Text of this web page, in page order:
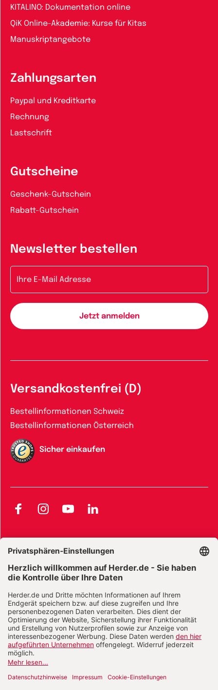
KITALINO: Dokumentation online
QiK Online-Akademie: Kurse für Kitas
Manuskriptangebote
Zahlungsarten
Paypal und Kreditkarte
Rechnung
Lastschrift
Gutscheine
Geschenk-Gutschein
Rabatt-Gutschein
Newsletter bestellen
Versandkostenfrei (D)
Bestellinformationen Schweiz
Bestellinformationen Österreich
Sicher einkaufen
FacebookInstagramYouTubeLinkedIn
Widerrufsbelehrung E-Books
Widerrufsbelehrung Zeitschriften Datenschutz
Datenschutz Social Media Barrierefreiheit
Vertrag widerrufen